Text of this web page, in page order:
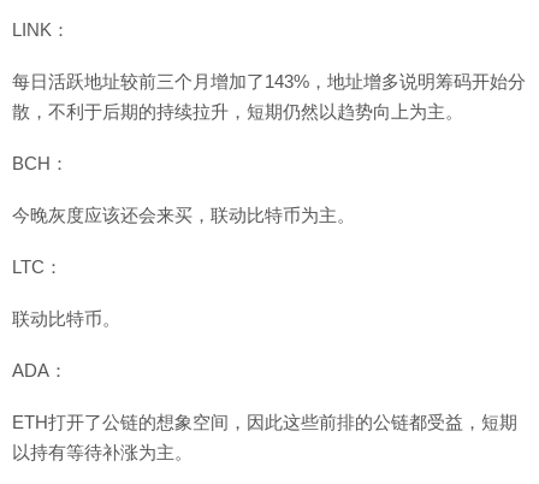
LINK：
每日活跃地址较前三个月增加了143%，地址增多说明筹码开始分
散，不利于后期的持续拉升，短期仍然以趋势向上为主。
BCH：
今晚灰度应该还会来买，联动比特币为主。
LTC：
联动比特币。
ADA：
ETH打开了公链的想象空间，因此这些前排的公链都受益，短期
以持有等待补涨为主。